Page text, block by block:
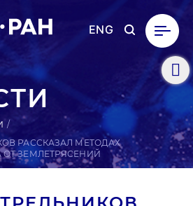
ENG
РАССКАЗАЛ МЕТОДАХ
ЗЕМЛЕТРЯСЕНИЙ